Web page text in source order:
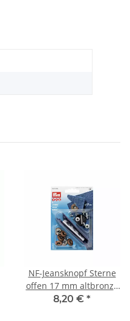
NF-Jeansknopf Sterne
offen 17 mm altbronze
622238
8,20 € *